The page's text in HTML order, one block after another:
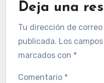
Deja una
Tu dirección de
publicada. Los
marcados con *
Comentario *